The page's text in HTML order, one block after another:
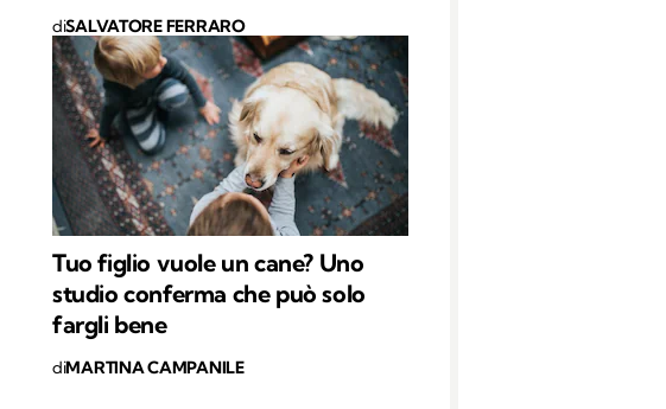
diSALVATORE FERRARO
Tuo figlio vuole un cane? Uno
studio conferma che può solo
fargli bene
diMARTINA CAMPANILE